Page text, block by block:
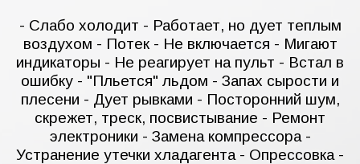
- Слабо холодит - Работает, но дует теплым
воздухом - Потек - Не включается - Мигают
индикаторы - Не реагирует на пульт - Встал в
ошибку - "Пльется" льдом - Запах сырости и
плесени - Дует рывками - Посторонний шум,
скрежет, треск, посвистывание - Ремонт
электроники - Замена компрессора -
Устранение утечки хладагента - Опрессовка -